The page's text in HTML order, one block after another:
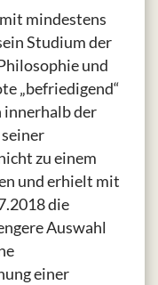
mindestens
Studium der
und
„befriedigend“
innerhalb der
zu einem
und erhielt mit
die
Auswahl
einer